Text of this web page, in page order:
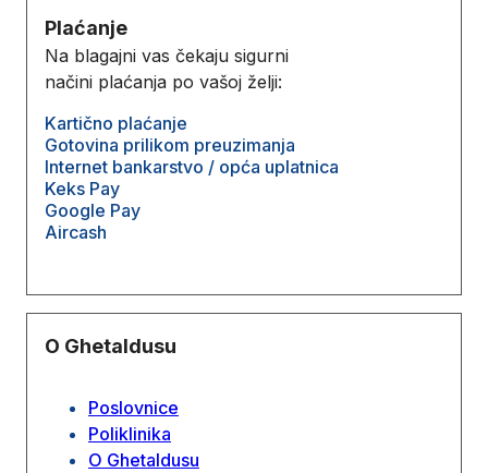
Plaćanje
Na blagajni vas čekaju sigurni
načini plaćanja po vašoj želji:
Kartično plaćanje
Gotovina prilikom preuzimanja
Internet bankarstvo / opća uplatnica
Keks Pay
Google Pay
Aircash
O Ghetaldusu
Poslovnice
Poliklinika
O Ghetaldusu